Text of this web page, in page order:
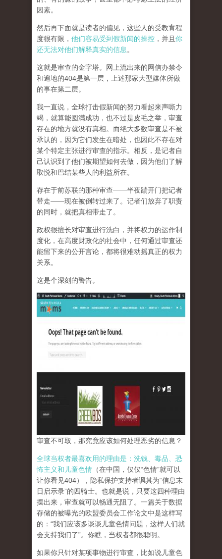
因素。
然后再下面就是读者的偏见，这些人的受教育程
度很有限， 他们容易受到假新闻的操控 ，并且 你
还无法对他们解释真实的信息 。
这就是审查的金字塔。网上流出来的网信办禁令
和遍地的404是第一层，上述那家大型媒体所做
的事在第二层。
我一直说，全球打击假新闻的努力看起来声嘶力
竭，就算能圆满成功，也不过是皮毛之举，审查
存在的地方就没有真相。而绝大多数审查是不被
承认的，因为它们发生在暗处，也因此不存在对
某个特定主张进行审查的指示。相反，是记者自
己认识到了他们被期望如何去做，因为他们了解
取悦和巴结某些人的利益所在。
存在于前苏联的那种审查——半夜踹开门把记者
带走——现在被倒转过来了。记者们放弃了职责
的同时，就把真相带走了。
政权很擅长对审查进行洗白，并将权力的运作制
度化，在高度财政化的社会中，任何通过审查还
能留下来的公开言论，都将很难动摇真正的权力
关系。
这是个深刻的警告。
审查不可取，那究竟应该如何处理恶劣的信息？
全球当权者最喜欢用的理由是：洗钱、毒品、恐
怖主义和儿童色情 （在中国，仅仅“色情”就可以
让你看见404），隐私保护支持者讽其为“信息末
日启示录”的四骑士。也就是说，只要这四种理由
摆出来，审查就可以畅通无阻了。一篇关于数据
存储的被曝光的欧盟委员会工作论文中是这样写
的：“我们应该多谈谈儿童色情问题，这样人们就
会支持我们了”。你瞧，当权者都很聪明。
如果你只针对某项事物进行审查，比如说儿童色